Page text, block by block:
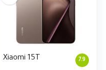
7.9
Xiaomi 15T